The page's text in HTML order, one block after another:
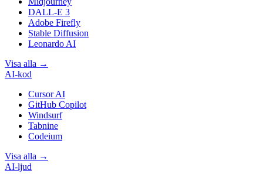
DALL-E 3
Adobe Firefly
Stable Diffusion
Leonardo AI
Visa alla →
AI-kod
Cursor AI
GitHub Copilot
Windsurf
Tabnine
Codeium
Visa alla →
AI-ljud